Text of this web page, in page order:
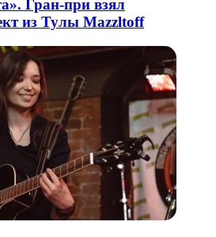
Гран-при взял
из Тулы Mazzltoff